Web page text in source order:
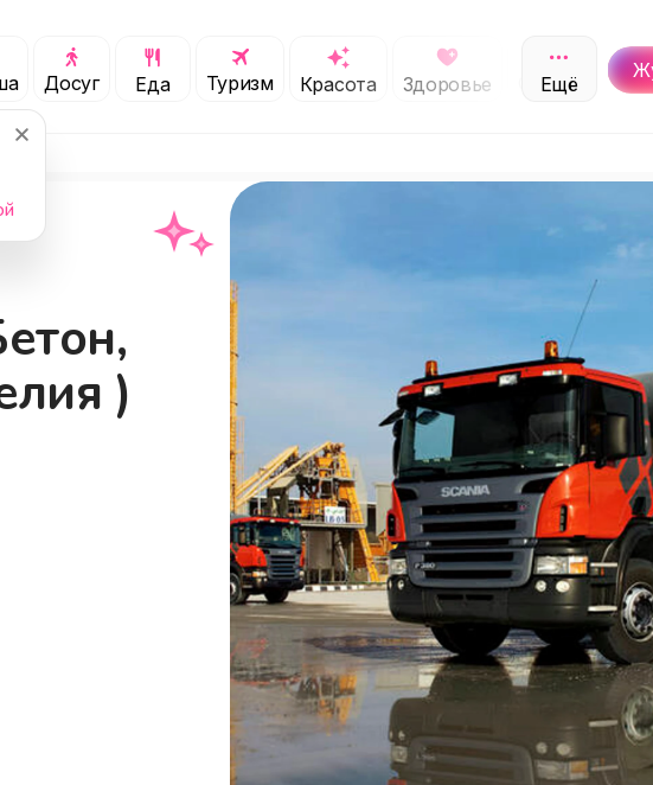
Досуг Еда Туризм Красота Здоровье Обучение
Ещё
)